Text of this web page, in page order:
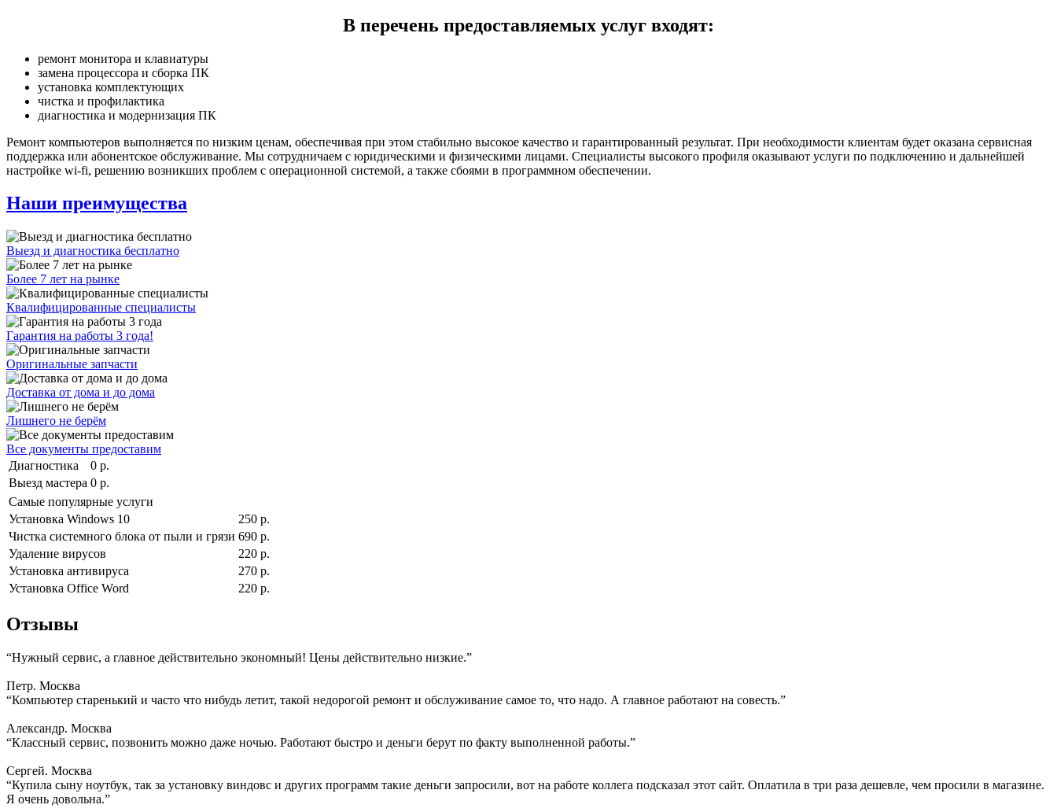
В перечень предоставляемых услуг входят:
ремонт монитора и клавиатуры
замена процессора и сборка ПК
установка комплектующих
чистка и профилактика
диагностика и модернизация ПК
Ремонт компьютеров выполняется по низким ценам, обеспечивая при этом стабильно высокое качество и гарантированный результат. При необходимости клиентам будет оказана сервисная
поддержка или абонентское обслуживание. Мы сотрудничаем с юридическими и физическими лицами. Специалисты высокого профиля оказывают услуги по подключению и дальнейшей
настройке wi-fi, решению возникших проблем с операционной системой, а также сбоями в программном обеспечении.
Наши преимущества
Выезд и диагностика бесплатно
Более 7 лет на рынке
Квалифицированные специалисты
Гарантия на работы 3 года!
Оригинальные запчасти
Доставка от дома и до дома
Лишнего не берём
Все документы предоставим
Диагностика
0 р.
Выезд мастера 0 р.
Самые популярные услуги
Установка Windows 10
250 р.
Чистка системного блока от пыли и грязи 690 р.
Удаление вирусов
220 р.
Установка антивируса
270 р.
Установка Office Word
220 р.
Отзывы
“Нужный сервис, а главное действительно экономный! Цены действительно низкие.”
Петр. Москва
“Компьютер старенький и часто что нибудь летит, такой недорогой ремонт и обслуживание самое то, что надо. А главное работают на совесть.”
Александр. Москва
“Классный сервис, позвонить можно даже ночью. Работают быстро и деньги берут по факту выполненной работы.”
Сергей. Москва
“Купила сыну ноутбук, так за установку виндовс и других программ такие деньги запросили, вот на работе коллега подсказал этот сайт. Оплатила в три раза дешевле, чем просили в магазине.
Я очень довольна.”